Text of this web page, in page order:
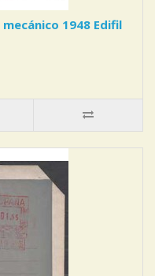
1948 Edifil